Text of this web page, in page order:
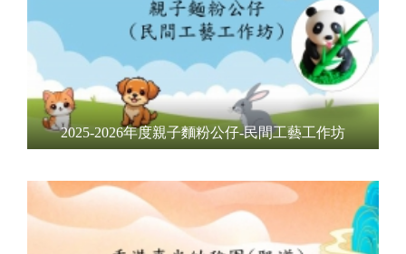
2025-2026年度親子麵粉公仔-民間工藝工作坊